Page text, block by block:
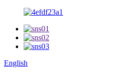
English